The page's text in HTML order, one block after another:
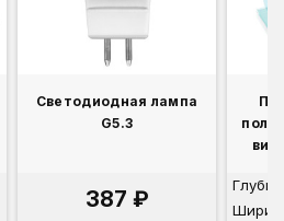
Светодиодная лампа
G5.3
387 ₽